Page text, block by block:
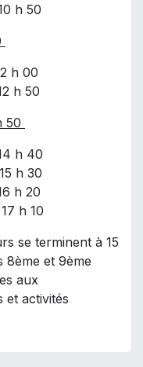
h 50
h 00
h 50
50
h 40
h 30
h 20
h 10
se terminent à 15
8ème et 9ème
aux
et activités